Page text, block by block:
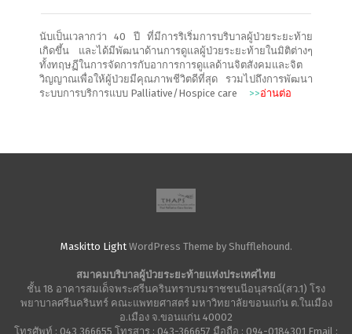
นับเป็นเวลากว่า 40 ปี ที่มีการริเริ่มการบริบาลผู้ป่วยระยะท้าย
เกิดขึ้น และได้มีพัฒนาด้านการดูแลผู้ป่วยระยะท้ายในมิติต่างๆ
ทั้งทฤษฏีในการจัดการกับอาการการดูแลด้านจิตสังคมและจิต
วิญญาณเพื่อให้ผู้ป่วยมีคุณภาพชีวิตดีที่สุด รวมไปถึงการพัฒนา
ระบบการบริการแบบ Palliative/Hospice care >>อ่านต่อ
Maskitto LightWordPress Theme by Shufflehound.
สมาคมบริบาลผู้ป่วยระยะท้ายแห่งประเทศไทย
ชั้น 18 อาคารสมเด็จพระศรีนครินทราบรมราชชนนีอนุสรณ์(สว.1) โรง
พยาบาลศรีนครินทร์ คณะแพทยศาสตร์ มหาวิทยาลัยขอนแก่น ต.ในเมือง
อ.เมือง จ.ขอนแก่น 40002
โทรศัพท์ : 043 366655 โทรสาร : 043-366657 มือถือ : 094-0184301 Email :